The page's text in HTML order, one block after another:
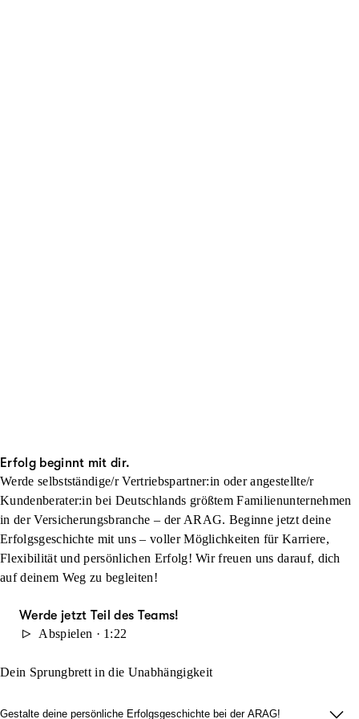
Erfolg beginnt mit dir.
Werde selbstständige/r Vertriebspartner:in oder angestellte/r
Kundenberater:in bei Deutschlands größtem Familienunternehmen
in der Versicherungsbranche – der ARAG. Beginne jetzt deine
Erfolgsgeschichte mit uns – voller Möglichkeiten für Karriere,
Flexibilität und persönlichen Erfolg! Wir freuen uns darauf, dich
auf deinem Weg zu begleiten!
Werde jetzt Teil des Teams!
Abspielen · 1:22
Dein Sprungbrett in die Unabhängigkeit
Gestalte deine persönliche Erfolgsgeschichte bei der ARAG!